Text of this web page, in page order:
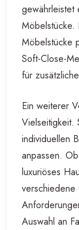
gewährleistet
Möbelstücke.
Möbelstücke
Soft-Close-
für
Ein weiterer
Vielseitigkeit.
individuellen
anpassen.
luxuriöses
verschiedene
Auswahl an